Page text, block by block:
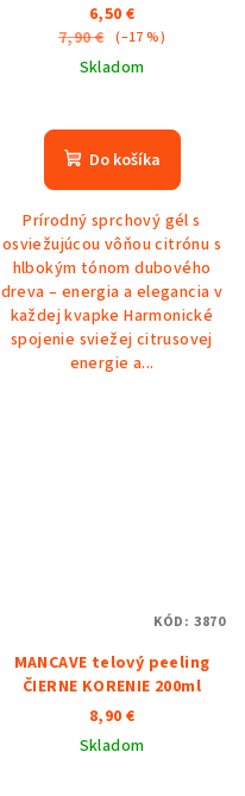
6,50 €
7,90 € (–17 %)
Skladom
Do košíka
Prírodný sprchový gél s
osviežujúcou vôňou citrónu s
hlbokým tónom dubového
dreva – energia a elegancia v
každej kvapke Harmonické
spojenie sviežej citrusovej
energie a...
MANCAVE telový peeling
ČIERNE KORENIE 200ml
8,90 €
Skladom
KÓD: 3870